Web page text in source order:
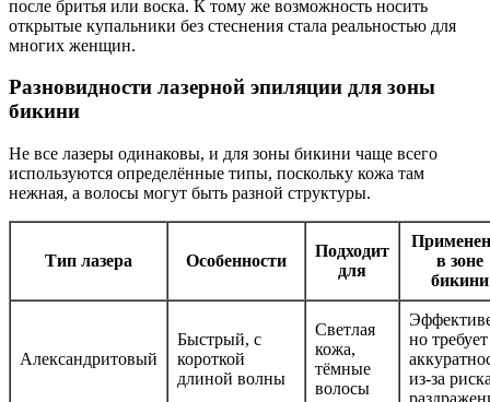
после бритья или воска. К тому же возможность носить
открытые купальники без стеснения стала реальностью для
многих женщин.
Разновидности лазерной эпиляции для зоны
бикини
Не все лазеры одинаковы, и для зоны бикини чаще всего
используются определённые типы, поскольку кожа там
нежная, а волосы могут быть разной структуры.
Тип лазера Особенности
Подходит
для
в зоне
бикини
Александритовый
Быстрый, с
короткой
длиной волны
Светлая
кожа,
тёмные
волосы
но требует
из-за